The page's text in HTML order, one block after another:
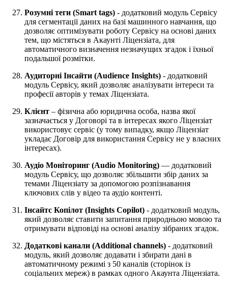
Розумні теги (Smart tags) - додатковий модуль Сервісу
для сегментації даних на базі машинного навчання, що
дозволяє оптимізувати роботу Сервісу на основі даних
тем, що містяться в Акаунті Ліцензіата, для
автоматичного визначення незначущих згадок і їхньої
подальшої розмітки.
Аудиторні Інсайти (Audience Insights) - додатковий
модуль Сервісу, який дозволяє аналізувати інтереси та
професії авторів у темах Ліцензіата.
Клієнт – фізична або юридична особа, назва якої
зазначається у Договорі та в інтересах якого Ліцензіат
використовує сервіс (у тому випадку, якщо Ліцензіат
укладає Договір для використання Сервісу не у власних
інтересах).
Аудіо Моніторинг (Audio Monitoring) — додатковий
модуль Сервісу, що дозволяє збільшити збір даних за
темами Ліцензіату за допомогою розпізнавання
ключових слів у відео та аудіо контенті.
Інсайтc Копілот (Insights Copilot) - додатковий модуль,
який дозволяє ставити запитання природньою мовою та
отримувати відповіді на основі аналізу зібраних згадок.
Додаткові канали (Additional channels) - додатковий
модуль, який дозволяє додавати і збирати дані в
автоматичному режимі з 50 каналів (сторінок із
соціальних мереж) в рамках одного Акаунта Ліцензіата.